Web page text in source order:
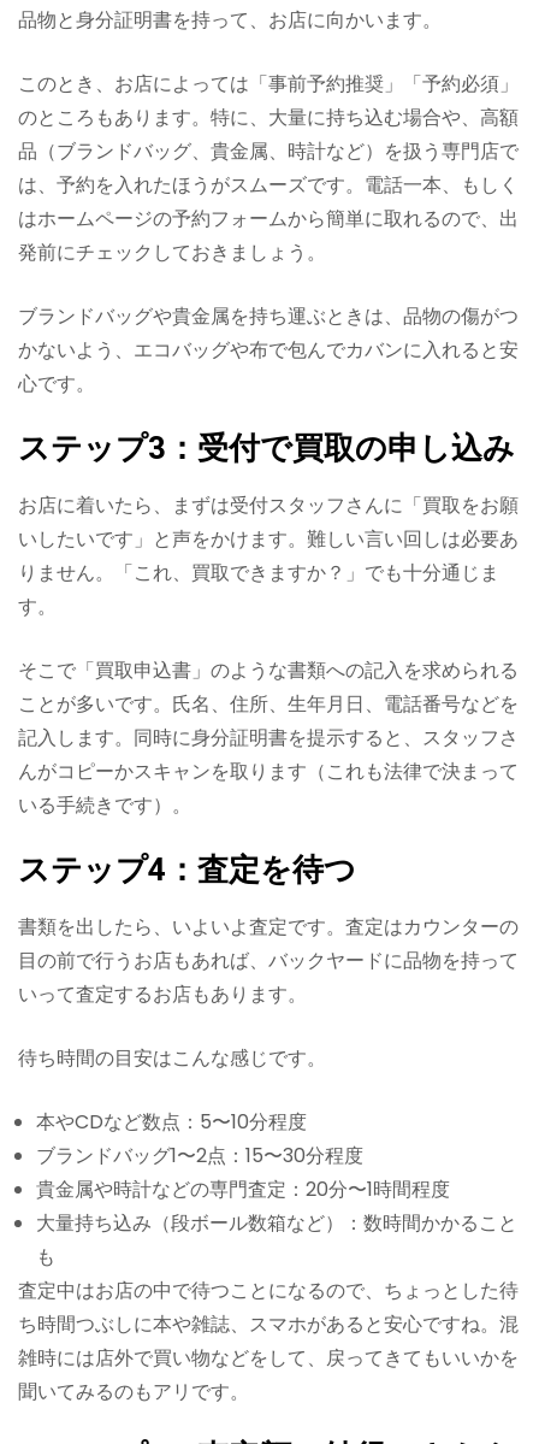
品物と身分証明書を持って、お店に向かいます。
このとき、お店によっては「事前予約推奨」「予約必須」
のところもあります。特に、大量に持ち込む場合や、高額
品（ブランドバッグ、貴金属、時計など）を扱う専門店で
は、予約を入れたほうがスムーズです。電話一本、もしく
はホームページの予約フォームから簡単に取れるので、出
発前にチェックしておきましょう。
ブランドバッグや貴金属を持ち運ぶときは、品物の傷がつ
かないよう、エコバッグや布で包んでカバンに入れると安
心です。
ステップ3：受付で買取の申し込み
お店に着いたら、まずは受付スタッフさんに「買取をお願
いしたいです」と声をかけます。難しい言い回しは必要あ
りません。「これ、買取できますか？」でも十分通じま
す。
そこで「買取申込書」のような書類への記入を求められる
ことが多いです。氏名、住所、生年月日、電話番号などを
記入します。同時に身分証明書を提示すると、スタッフさ
んがコピーかスキャンを取ります（これも法律で決まって
いる手続きです）。
ステップ4：査定を待つ
書類を出したら、いよいよ査定です。査定はカウンターの
目の前で行うお店もあれば、バックヤードに品物を持って
いって査定するお店もあります。
待ち時間の目安はこんな感じです。
本やCDなど数点：5〜10分程度
ブランドバッグ1〜2点：15〜30分程度
貴金属や時計などの専門査定：20分〜1時間程度
大量持ち込み（段ボール数箱など）：数時間かかること
も
査定中はお店の中で待つことになるので、ちょっとした待
ち時間つぶしに本や雑誌、スマホがあると安心ですね。混
雑時には店外で買い物などをして、戻ってきてもいいかを
聞いてみるのもアリです。